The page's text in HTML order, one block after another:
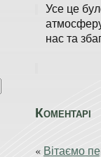
Усе це
нас та
Коментарі
« Вітаємо